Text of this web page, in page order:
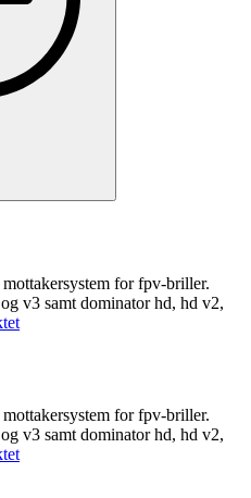
for fpv-briller.
v3 samt dominator hd, hd v2,
for fpv-briller.
v3 samt dominator hd, hd v2,